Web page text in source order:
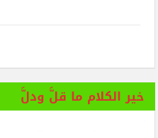
خير الكلام ما قلَّ ودلَّ